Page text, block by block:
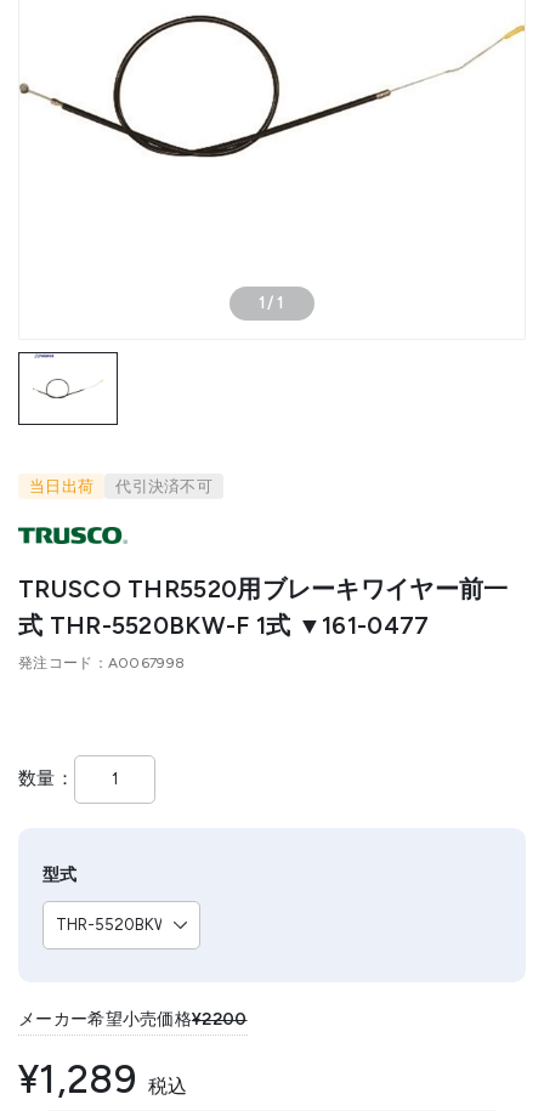
1 / 1
当日出荷 代引決済不可
TRUSCO THR5520用ブレーキワイヤー前一
式 THR-5520BKW-F 1式 ▼161-0477
発注コード A0067998
数量
型式
メーカー希望小売価格¥2200
¥1,289 税込